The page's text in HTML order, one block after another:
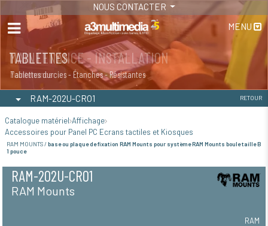
NOUS CONTACTER
MENU
MAINTENANCE - INSTALLATION
Maintenance
TABLETTES
Tablettes durcies - Étanches - Résistantes
RAM-202U-CRO1 RETOUR
Catalogue matériel Affichage
Accessoires pour Panel PC Ecrans tactiles et Kiosques
RAM MOUNTS / base ou plaque de fixation RAM Mounts pour système RAM Mounts boule taille B
1 pouce
RAM-202U-CRO1
RAM Mounts
RAM